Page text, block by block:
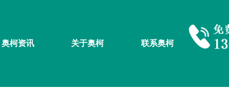
奥柯资讯 关于奥柯 联系奥柯